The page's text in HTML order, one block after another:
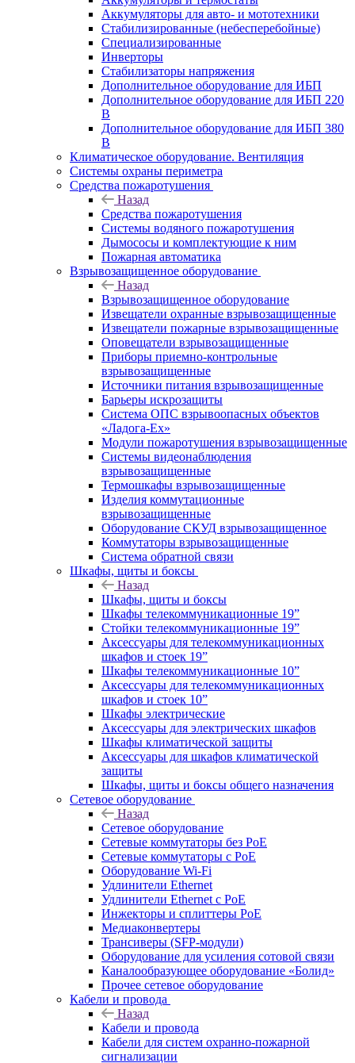
Аккумуляторы для авто- и мототехники
Стабилизированные (небесперебойные)
Специализированные
Инверторы
Стабилизаторы напряжения
Дополнительное оборудование для ИБП
Дополнительное оборудование для ИБП 220
В
Дополнительное оборудование для ИБП 380
В
Климатическое оборудование. Вентиляция
Системы охраны периметра
Средства пожаротушения
Назад
Средства пожаротушения
Системы водяного пожаротушения
Дымососы и комплектующие к ним
Пожарная автоматика
Взрывозащищенное оборудование
Назад
Взрывозащищенное оборудование
Извещатели охранные взрывозащищенные
Извещатели пожарные взрывозащищенные
Оповещатели взрывозащищенные
Приборы приемно-контрольные
взрывозащищенные
Источники питания взрывозащищенные
Барьеры искрозащиты
Система ОПС взрывоопасных объектов
«Ладога-Ex»
Модули пожаротушения взрывозащищенные
Системы видеонаблюдения
взрывозащищенные
Термошкафы взрывозащищенные
Изделия коммутационные
взрывозащищенные
Оборудование СКУД взрывозащищенное
Коммутаторы взрывозащищенные
Система обратной связи
Шкафы, щиты и боксы
Назад
Шкафы, щиты и боксы
Шкафы телекоммуникационные 19”
Стойки телекоммуникационные 19”
Аксессуары для телекоммуникационных
шкафов и стоек 19”
Шкафы телекоммуникационные 10”
Аксессуары для телекоммуникационных
шкафов и стоек 10”
Шкафы электрические
Аксессуары для электрических шкафов
Шкафы климатической защиты
Аксессуары для шкафов климатической
защиты
Шкафы, щиты и боксы общего назначения
Сетевое оборудование
Назад
Сетевое оборудование
Сетевые коммутаторы без PoE
Сетевые коммутаторы с PoE
Оборудование Wi-Fi
Удлинители Ethernet
Удлинители Ethernet с PoE
Инжекторы и сплиттеры PoE
Медиаконвертеры
Трансиверы (SFP-модули)
Оборудование для усиления сотовой связи
Каналообразующее оборудование «Болид»
Прочее сетевое оборудование
Кабели и провода
Назад
Кабели и провода
Кабели для систем охранно-пожарной
сигнализации